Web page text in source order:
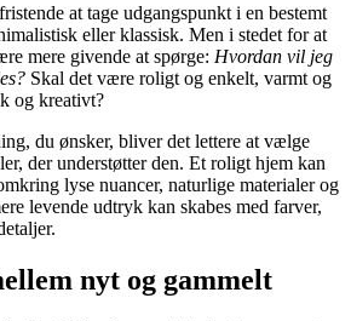
at tage udgangspunkt i en bestemt
eller klassisk. Men i stedet for at
mere givende at spørge: Hvordan vil jeg
Skal det være roligt og enkelt, varmt og
og kreativt?
du ønsker, bliver det lettere at vælge
der understøtter den. Et roligt hjem kan
lyse nuancer, naturlige materialer og
levende udtryk kan skabes med farver,
nyt og gammelt